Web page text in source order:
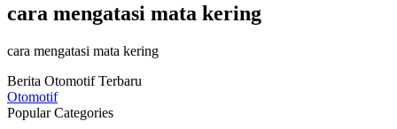
cara mengatasi mata kering
cara mengatasi mata kering
Berita Otomotif Terbaru
Otomotif
Popular Categories